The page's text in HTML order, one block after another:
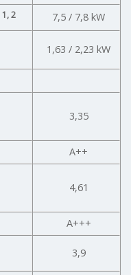
1, 2
7,5 / 7,8 kW
1,63 / 2,23 kW
3,35
A++
4,61
A+++
3,9